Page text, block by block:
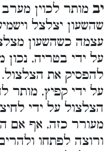
יב מותר לכוין
שהשעון יצלצל
עצמה כשהשעון
על ידי בטריה,
להפסיק את
על ידי קפיץ, מותר
הצלצול על ידי
מעורר כזה, אף אם
ורוצה לפתחו